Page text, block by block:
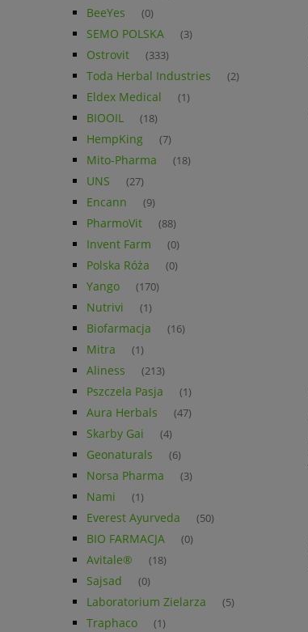
BeeYes (0)
SEMO POLSKA (3)
Ostrovit (333)
Toda Herbal Industries (2)
Eldex Medical (1)
BIOOIL (18)
HempKing (7)
Mito-Pharma (18)
UNS (27)
Encann (9)
PharmoVit (88)
Invent Farm (0)
Polska Róża (0)
Yango (170)
Nutrivi (1)
Biofarmacja (16)
Mitra (1)
Aliness (213)
Pszczela Pasja (1)
Aura Herbals (47)
Skarby Gai (4)
Geonaturals (6)
Norsa Pharma (3)
Nami (1)
Everest Ayurveda (50)
BIO FARMACJA (0)
Avitale® (18)
Sajsad (0)
Laboratorium Zielarza (5)
Traphaco (1)